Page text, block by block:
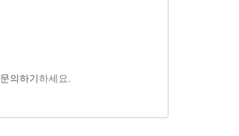
문의하기 하세요.